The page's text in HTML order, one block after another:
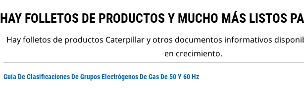
HAY FOLLETOS DE PRODUCTOS Y MUCHO MÁS LISTOS
Hay folletos de productos Caterpillar y otros documentos informativos
en crecimiento.
Guía De Clasificaciones De Grupos Electrógenos De Gas De 50 Y 60 Hz